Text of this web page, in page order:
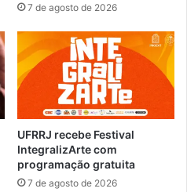
7 de agosto de 2026
UFRRJ recebe Festival
IntegralizArte com
programação gratuita
7 de agosto de 2026